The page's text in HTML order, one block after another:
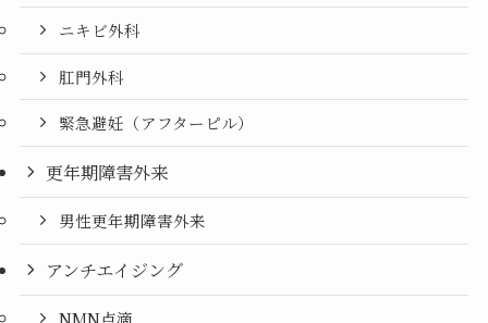
ニキビ外科
肛門外科
緊急避妊（アフターピル）
更年期障害外来
男性更年期障害外来
アンチエイジング
NMN点滴